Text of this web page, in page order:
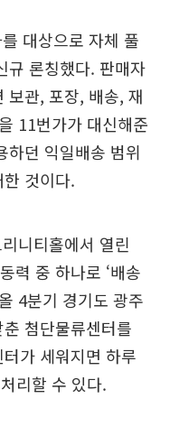
대상으로 자체 풀
규 론칭했다. 판매자
보관, 포장, 배송, 재
11번가가 대신해준
하던 익일배송 범위
것이다.
니티홀에서 열린
력 중 하나로 ‘배송
4분기 경기도 광주
첨단물류센터를
가 세워지면 하루
리할 수 있다.